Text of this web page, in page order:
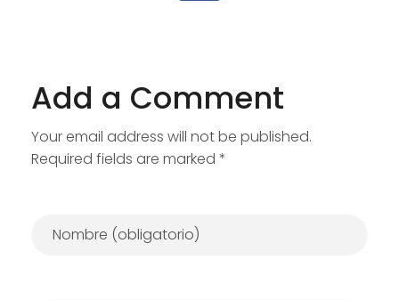
Add a Comment
Your email address will not be published.
Required fields are marked *